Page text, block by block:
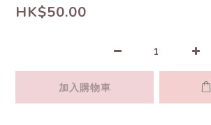
HK$50.00
加入購物車